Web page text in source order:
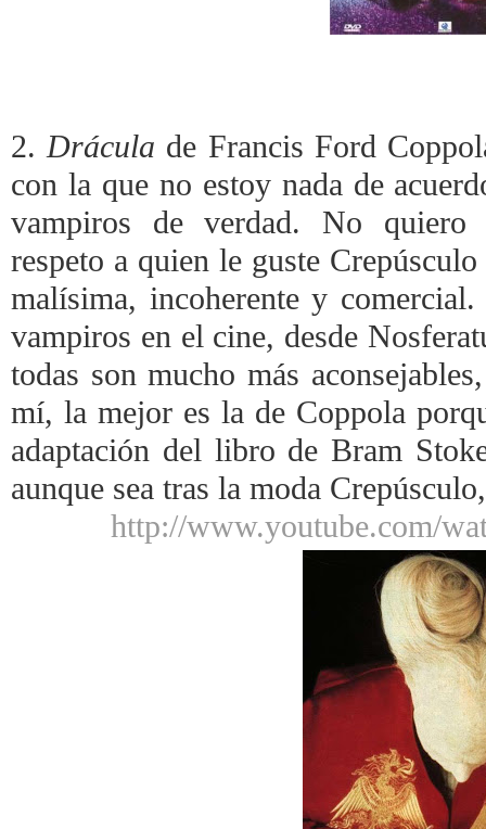
2. Drácula de Francis Ford
con la que no estoy nada de
vampiros de verdad. No quiero
respeto a quien le guste
malísima, incoherente y
vampiros en el cine, desde
todas son mucho más
mí, la mejor es la de Coppola
adaptación del libro de Bram
aunque sea tras la moda
http://www.youtube.com/